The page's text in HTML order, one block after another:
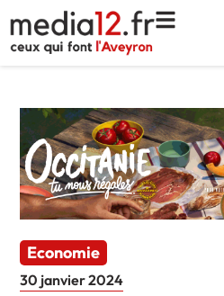
Economie
30 janvier 2024